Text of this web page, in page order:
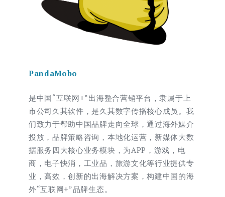
PandaMobo
是中国“互联网+”出海整合营销平台，隶属于上
市公司久其软件，是久其数字传播核心成员。我
们致力于帮助中国品牌走向全球，通过海外媒介
投放，品牌策略咨询，本地化运营，新媒体大数
据服务四大核心业务模块，为APP，游戏，电
商，电子快消，工业品，旅游文化等行业提供专
业，高效，创新的出海解决方案，构建中国的海
外“互联网+”品牌生态。